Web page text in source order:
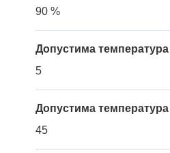
90 %
Допустима температура
5
Допустима
45